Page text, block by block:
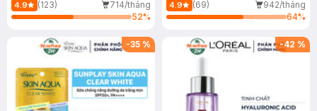
4.9 (123)
714/tháng
52%
4.9 (69)
942/tháng
64%
-35 % -42 %